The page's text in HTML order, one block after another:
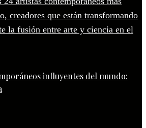
influyentes del mundo: